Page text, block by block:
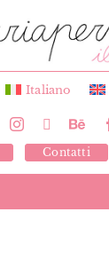
Italiano
Contatti